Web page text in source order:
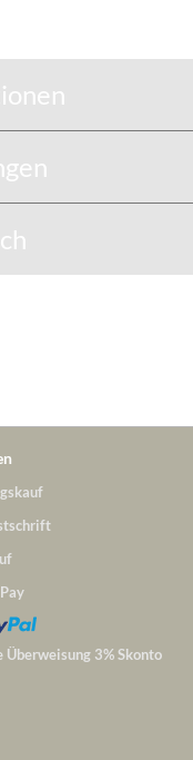
Überweisung 3% Skonto